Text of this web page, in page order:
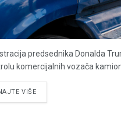
predsednika Donalda
komercijalnih vozača
VIŠEDETAILS